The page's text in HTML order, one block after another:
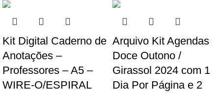
Kit Digital Caderno de
Anotações –
Professores – A5 –
WIRE-O/ESPIRAL
Arquivo Kit Agendas
Doce Outono /
Girassol 2024 com 1
Dia Por Página e 2